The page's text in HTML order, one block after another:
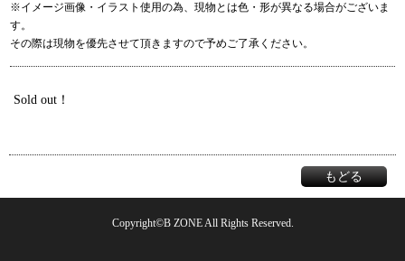
※イメージ画像・イラスト使用の為、現物とは色・形が異なる場合がございま
す。
その際は現物を優先させて頂きますので予めご了承ください。
Sold out！
もどる
Copyright©B ZONE All Rights Reserved.